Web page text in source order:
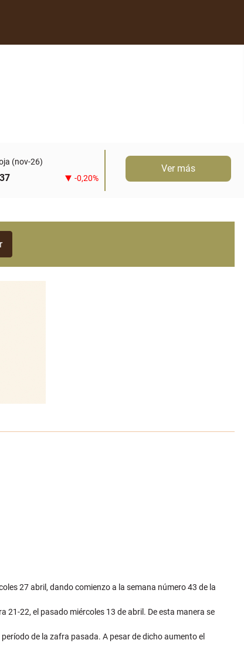
(nov-26)
-0,20%
Ver más
27 abril, dando comienzo a la semana número 43 de la
21-22, el pasado miércoles 13 de abril. De esta manera se
de la zafra pasada. A pesar de dicho aumento el